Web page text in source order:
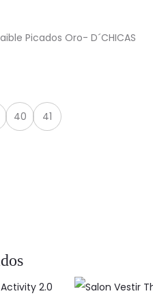
Picados Oro- D´CHICAS
40 41